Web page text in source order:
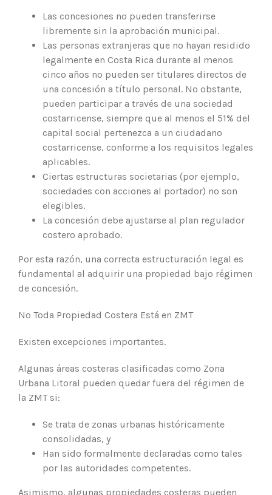
Las concesiones no pueden transferirse
libremente sin la aprobación municipal.
Las personas extranjeras que no hayan residido
legalmente en Costa Rica durante al menos
cinco años no pueden ser titulares directos de
una concesión a título personal. No obstante,
pueden participar a través de una sociedad
costarricense, siempre que al menos el 51% del
capital social pertenezca a un ciudadano
costarricense, conforme a los requisitos legales
aplicables.
Ciertas estructuras societarias (por ejemplo,
sociedades con acciones al portador) no son
elegibles.
La concesión debe ajustarse al plan regulador
costero aprobado.
Por esta razón, una correcta estructuración legal es
fundamental al adquirir una propiedad bajo régimen
de concesión.
No Toda Propiedad Costera Está en ZMT
Existen excepciones importantes.
Algunas áreas costeras clasificadas como Zona
Urbana Litoral pueden quedar fuera del régimen de
la ZMT si:
Se trata de zonas urbanas históricamente
consolidadas, y
Han sido formalmente declaradas como tales
por las autoridades competentes.
Asimismo, algunas propiedades costeras pueden